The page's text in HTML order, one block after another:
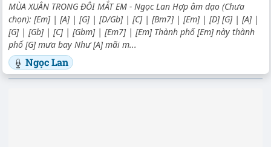
MÙA XUÂN TRONG ĐÔI MẮT EM - Ngọc Lan Hợp âm dạo (Chưa
chọn): [Em] | [A] | [G] | [D/Gb] | [C] | [Bm7] | [Em] | [D] [G] | [A] |
[G] | [Gb] | [C] | [Gbm] | [Em7] | [Em] Thành phố [Em] này thành
phố [G] mưa bay Như [A] mãi m...
Ngọc Lan